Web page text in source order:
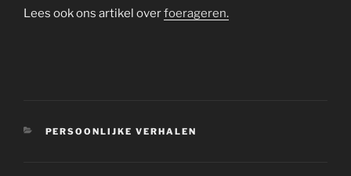
Lees ook ons artikel overfoerageren.
CATEGORIEËN
PERSOONLIJKE VERHALEN